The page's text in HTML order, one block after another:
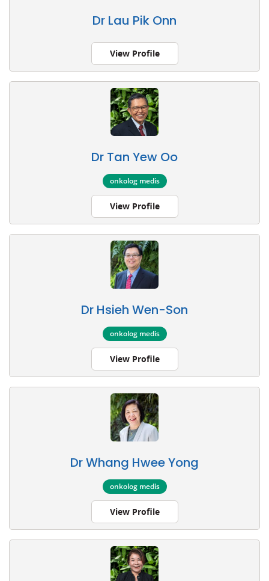
Dr Lau Pik Onn
View Profile
Dr Tan Yew Oo
onkolog medis
View Profile
Dr Hsieh Wen-Son
onkolog medis
View Profile
Dr Whang Hwee Yong
onkolog medis
View Profile